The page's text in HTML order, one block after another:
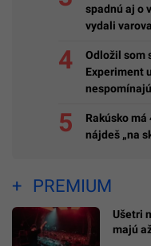
spadnú aj o
vydali
Odložil som
Experiment
nespomínajú
Rakúsko
nájdeš „na
PREMIUM
Ušetri
majú